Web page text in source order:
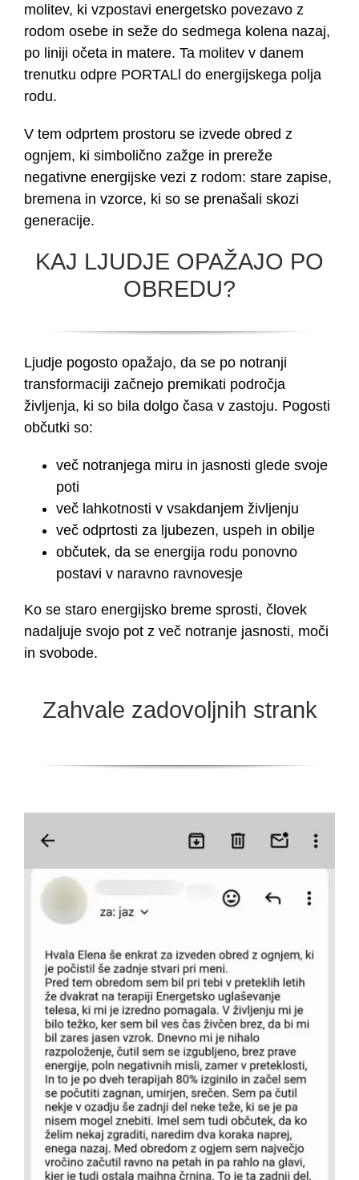
molitev, ki vzpostavi energetsko povezavo z
rodom osebe in seže do sedmega kolena nazaj,
po liniji očeta in matere. Ta molitev v danem
trenutku odpre PORTALl do energijskega polja
rodu.
V tem odprtem prostoru se izvede obred z
ognjem, ki simbolično zažge in prereže
negativne energijske vezi z rodom: stare zapise,
bremena in vzorce, ki so se prenašali skozi
generacije.
KAJ LJUDJE OPAŽAJO PO
OBREDU?
Ljudje pogosto opažajo, da se po notranji
transformaciji začnejo premikati področja
življenja, ki so bila dolgo časa v zastoju. Pogosti
občutki so:
več notranjega miru in jasnosti glede svoje
poti
več lahkotnosti v vsakdanjem življenju
več odprtosti za ljubezen, uspeh in obilje
občutek, da se energija rodu ponovno
postavi v naravno ravnovesje
Ko se staro energijsko breme sprosti, človek
nadaljuje svojo pot z več notranje jasnosti, moči
in svobode.
Zahvale zadovoljnih strank